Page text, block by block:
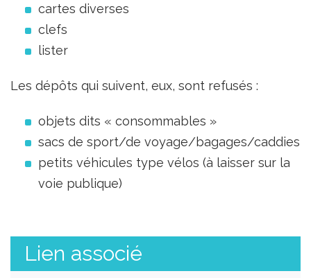
cartes diverses
clefs
lister
Les dépôts qui suivent, eux, sont refusés :
objets dits « consommables »
sacs de sport/de voyage/bagages/caddies
petits véhicules type vélos (à laisser sur la
voie publique)
Lien associé